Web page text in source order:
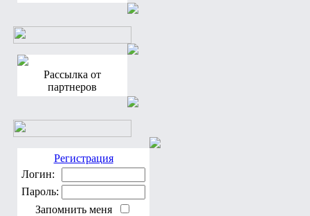
Рассылка от
партнеров
Регистрация
Логин:
Пароль:
Запомнить меня